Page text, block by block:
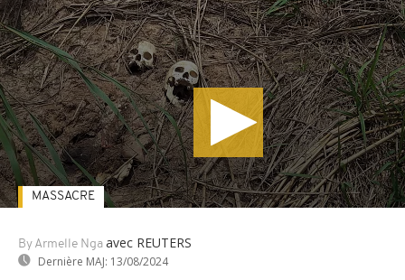
By Armelle Nga avec REUTERS
Dernière MAJ: 13/08/2024
MASSACRE